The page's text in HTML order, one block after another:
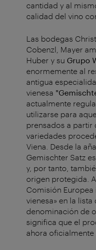
cantidad y al
calidad del vino
Las bodegas
Cobenzl, Mayer
Huber y su Grupo
enormemente al
antigua
vienesa
actualmente
utilizarse para
prensados a partir
variedades
Viena. Desde la
Gemischter Satz
y, por tanto,
origen protegida.
Comisión Europea
vienesa» en la lista
denominación de
significa que el
ahora oficialmente